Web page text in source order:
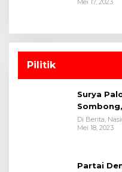
Mei 17, 2023
Pilitik
Surya
Di Berita,
Mei 18, 2023
Partai